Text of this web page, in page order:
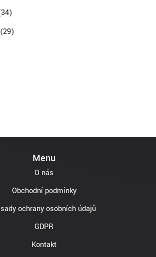
(29)
Menu
O nás
Obchodní podmínky
ochrany osobních údajů
GDPR
Kontakt